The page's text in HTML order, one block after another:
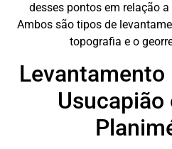
desses pontos em relação
Ambos são tipos de
topografia e o
Usucapião